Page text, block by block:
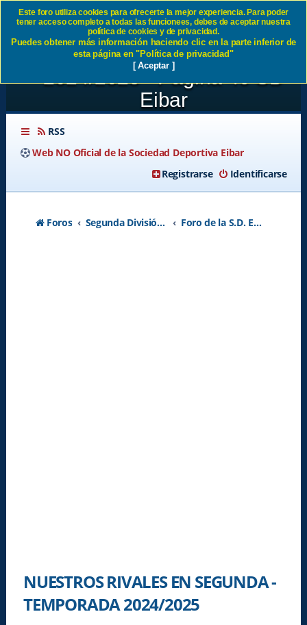
NUESTROS RIVALES EN
SEGUNDA - TEMPORADA
2024/2025 - Página 49 SD
Eibar
RSS
Web NO Oficial de la Sociedad Deportiva Eibar
Identificarse
Registrarse
Foros Segunda División A - Temporada 2026-2027 Foro de la S.D. Eibar
NUESTROS RIVALES EN SEGUNDA -
TEMPORADA 2024/2025
Este foro utiliza cookies para ofrecerte la mejor experiencia. Para poder
tener acceso completo a todas las funcionees, debes de aceptar nuestra
política de cookies y de privacidad.
Puedes obtener más información haciendo clic en la parte inferior de
esta página en "Política de privacidad"
[ Aceptar ]